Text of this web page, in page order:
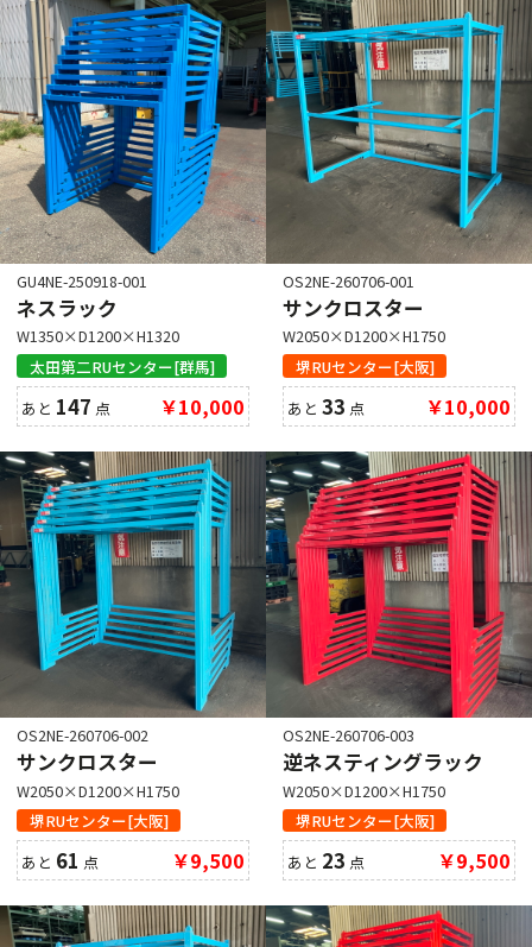
GU4NE-250918-001
ネスラック
W1350×D1200×H1320
太田第二RUセンター[群馬]
あと 147 点 ￥10,000
OS2NE-260706-001
サンクロスター
W2050×D1200×H1750
堺RUセンター[大阪]
あと33 点 ￥10,000
OS2NE-260706-002
サンクロスター
W2050×D1200×H1750
堺RUセンター[大阪]
あと 61 点 ￥9,500
OS2NE-260706-003
逆ネスティングラック
W2050×D1200×H1750
堺RUセンター[大阪]
あと 23 点 ￥9,500
クリア